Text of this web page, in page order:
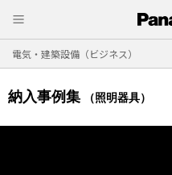
電気・建築設備（ビジネス）
納入事例集 （照明器具）